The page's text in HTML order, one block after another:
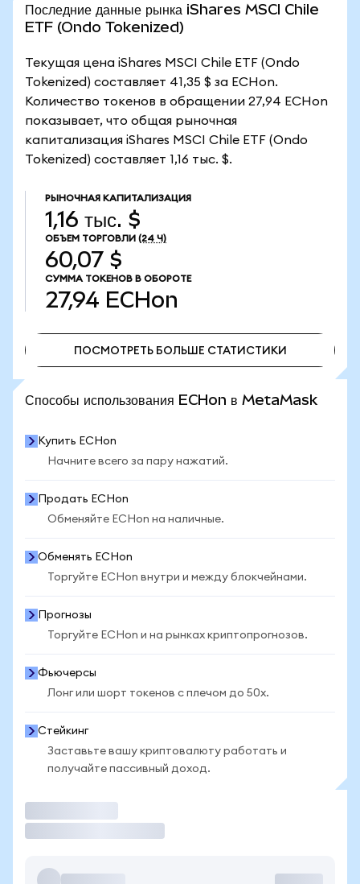
Последние данные рынка iShares MSCI Chile
ETF (Ondo Tokenized)
Текущая цена iShares MSCI Chile ETF (Ondo
Tokenized) составляет 41,35 $ за ECHon.
Количество токенов в обращении 27,94 ECHon
показывает, что общая рыночная
капитализация iShares MSCI Chile ETF (Ondo
Tokenized) составляет 1,16 тыс. $.
РЫНОЧНАЯ КАПИТАЛИЗАЦИЯ
1,16 тыс. $
ОБЪЕМ ТОРГОВЛИ (24 Ч)
60,07 $
СУММА ТОКЕНОВ В ОБОРОТЕ
27,94 ECHon
ПОСМОТРЕТЬ БОЛЬШЕ СТАТИСТИКИ
Способы использования ECHon в MetaMask
Купить ECHon
Начните всего за пару нажатий.
Продать ECHon
Обменяйте ECHon на наличные.
Обменять ECHon
Торгуйте ECHon внутри и между блокчейнами.
Прогнозы
Торгуйте ECHon и на рынках криптопрогнозов.
Фьючерсы
Лонг или шорт токенов с плечом до 50x.
Стейкинг
Заставьте вашу криптовалюту работать и
получайте пассивный доход.